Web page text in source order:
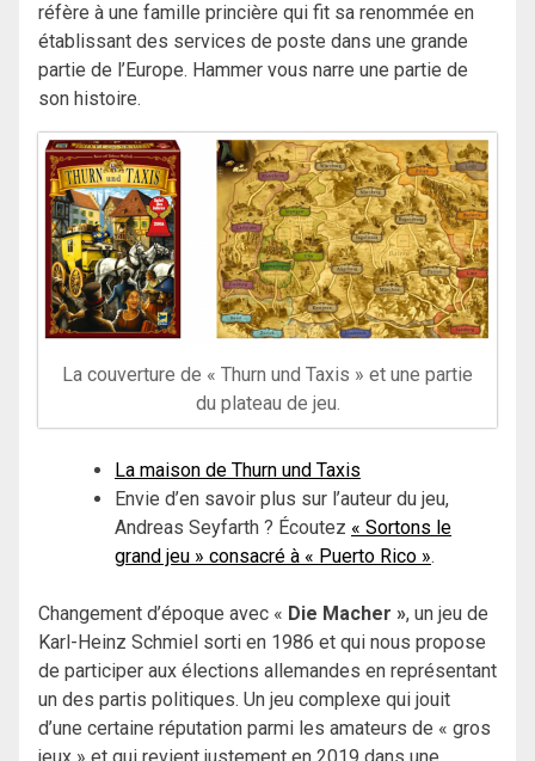
réfère à une famille princière qui fit sa renommée en
établissant des services de poste dans une grande
partie de l’Europe. Hammer vous narre une partie de
son histoire.
La couverture de « Thurn und Taxis » et une partie
du plateau de jeu.
La maison de Thurn und Taxis
Envie d’en savoir plus sur l’auteur du jeu,
Andreas Seyfarth ? Écoutez « Sortons le
grand jeu » consacré à « Puerto Rico ».
Changement d’époque avec « Die Macher », un jeu de
Karl-Heinz Schmiel sorti en 1986 et qui nous propose
de participer aux élections allemandes en représentant
un des partis politiques. Un jeu complexe qui jouit
d’une certaine réputation parmi les amateurs de « gros